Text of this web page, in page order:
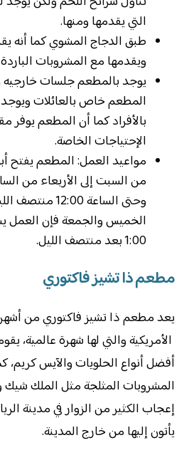
التي يقدمها ومنها.
طبق الدجاج المشوي كما أنه
ويقدمها مع المشروبات
يوجد بالمطعم جلسات خارجيه
المطعم خاص بالعائلات
بالأفراد كما أن المطعم
الإحتياجات الخاصة.
مواعيد العمل: المطعم يفتح
وحتى الساعة 12:00
الخميس والجمعة فإن العمل
1:00 بعد منتصف الليل.
مطعم ذا تشيز فاكتوري
يعد مطعم ذا تشيز فاكتوري من
الأمريكية والتي لها شهرة عالمية،
أفضل أنواع الحلويات والآيس كريم،
المشروبات المثلجة مثل الملك شيك
إعجاب الكثير من الزوار في مدينة
يأتون إليها من خارج المدينة.